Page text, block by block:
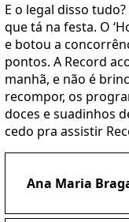
E o legal disso tudo?
que tá na festa. O
e botou a
pontos. A Record
manhã, e não é
recompor, os
doces e suadinhos
cedo pra assistir
Ana Maria